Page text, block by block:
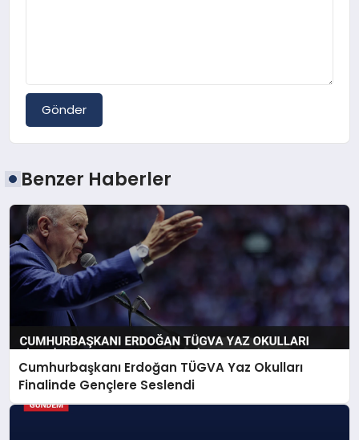
Gönder
Benzer Haberler
Cumhurbaşkanı Erdoğan TÜGVA Yaz Okulları
Finalinde Gençlere Seslendi